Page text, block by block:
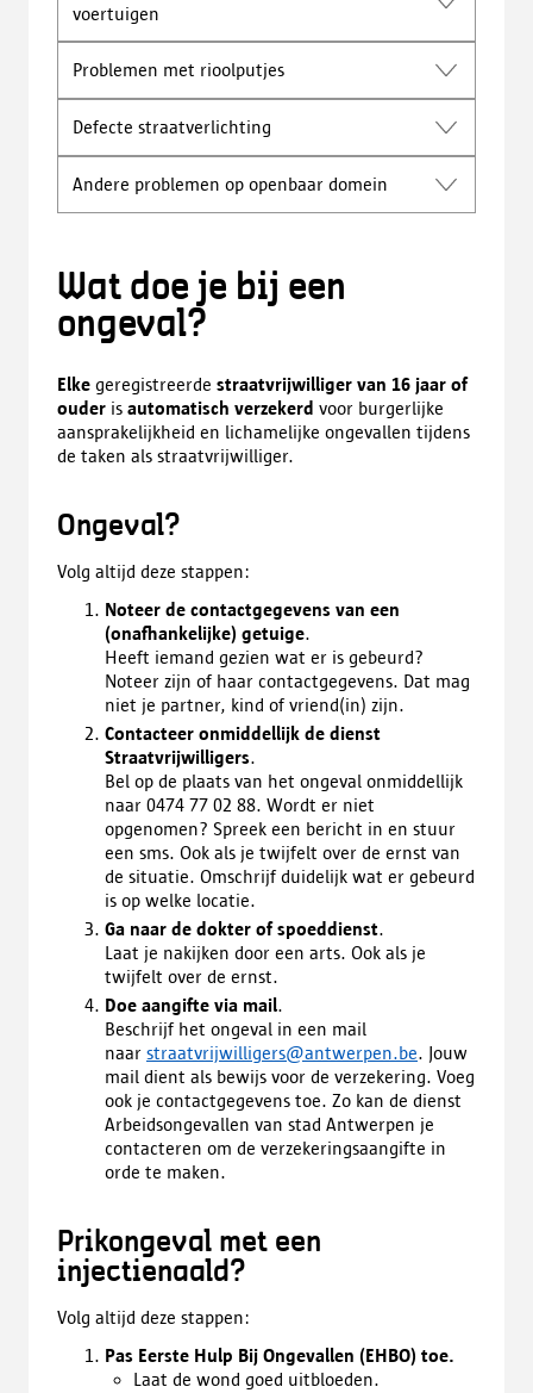
voertuigen
Problemen met rioolputjes
Defecte straatverlichting
Andere problemen op openbaar domein
Wat doe je bij een
ongeval?
Elke geregistreerde straatvrijwilliger van 16 jaar of
ouder is automatisch verzekerd voor burgerlijke
aansprakelijkheid en lichamelijke ongevallen tijdens
de taken als straatvrijwilliger.
Ongeval?
Volg altijd deze stappen:
Noteer de contactgegevens van een
(onafhankelijke) getuige.
Heeft iemand gezien wat er is gebeurd?
Noteer zijn of haar contactgegevens. Dat mag
niet je partner, kind of vriend(in) zijn.
Contacteer onmiddellijk de dienst
Straatvrijwilligers.
Bel op de plaats van het ongeval onmiddellijk
naar 0474 77 02 88. Wordt er niet
opgenomen? Spreek een bericht in en stuur
een sms. Ook als je twijfelt over de ernst van
de situatie. Omschrijf duidelijk wat er gebeurd
is op welke locatie.
Ga naar de dokter of spoeddienst.
Laat je nakijken door een arts. Ook als je
twijfelt over de ernst.
Doe aangifte via mail.
Beschrijf het ongeval in een mail
naar straatvrijwilligers@antwerpen.be. Jouw
mail dient als bewijs voor de verzekering. Voeg
ook je contactgegevens toe. Zo kan de dienst
Arbeidsongevallen van stad Antwerpen je
contacteren om de verzekeringsaangifte in
orde te maken.
Prikongeval met een
injectienaald?
Volg altijd deze stappen:
Pas Eerste Hulp Bij Ongevallen (EHBO) toe.
Laat de wond goed uitbloeden.